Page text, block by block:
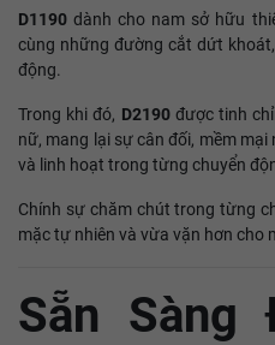
D1190 dành cho nam sở hữu
cùng những đường cắt dứt
động.
Trong khi đó, D2190được tinh
nữ, mang lại sự cân đối, mềm
và linh hoạt trong từng chuyển
Chính sự chăm chút trong từng
mặc tự nhiên và vừa vặn hơn cho
Sẵn Sàng